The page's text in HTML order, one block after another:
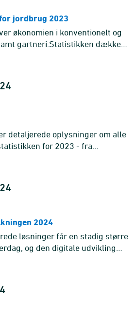
jordbrug 2023
økonomien i konventionelt og
gartneri.Statistikken dækker
Pub ...
detaljerede oplysninger om alle
for 2023 - fra
afgørelser.Kriminalitet er
2024
løsninger får en stadig større
og den digitale udvikling
vore ...